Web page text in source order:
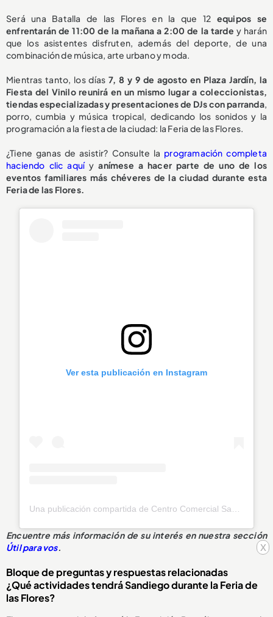
x
Será una Batalla de las Flores en la que 12 equipos se
enfrentarán de 11:00 de la mañana a 2:00 de la tarde y harán
que los asistentes disfruten, además del deporte, de una
combinación de música, arte urbano y moda.
Mientras tanto, los días 7, 8 y 9 de agosto en Plaza Jardín, la
Fiesta del Vinilo reunirá en un mismo lugar a coleccionistas,
tiendas especializadas y presentaciones de DJs con parranda,
porro, cumbia y música tropical, dedicando los sonidos y la
programación a la fiesta de la ciudad: la Feria de las Flores.
¿Tiene ganas de asistir? Consulte la programación completa
haciendo clic aquíyanímese a hacer parte de uno de los
eventos familiares más chéveres de la ciudad durante esta
Feria de las Flores.
Ver esta publicación en Instagram
Encuentre más información de su interés en nuestra sección
Útil para vos.
Bloque de preguntas y respuestas relacionadas
¿Qué actividades tendrá Sandiego durante la Feria de
las Flores?